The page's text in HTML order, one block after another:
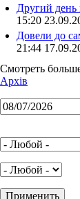
Другий день
15:20
Довели до
21:44
Смотреть
Архів